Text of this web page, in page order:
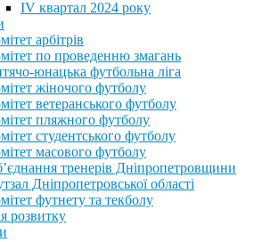
IV квартал 2024 року
арбітрів
по проведенню змагань
юнацька футбольна ліга
жіночого футболу
ветеранського футболу
пляжного футболу
студентського футболу
масового футболу
тренерів Дніпропетровщини
Дніпропетровської області
футнету та текболу
розвитку